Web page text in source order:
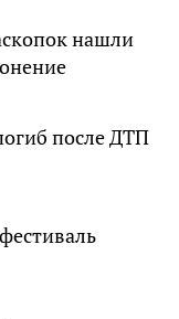
нашли
после ДТП